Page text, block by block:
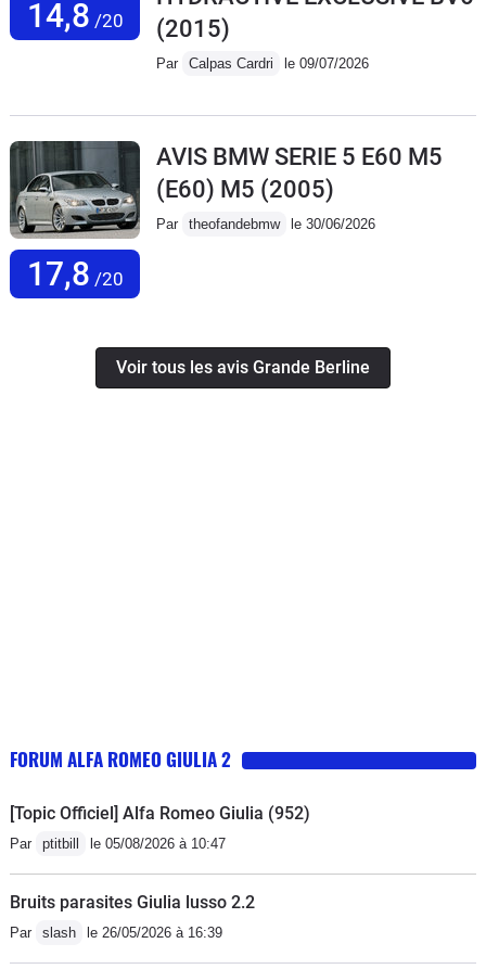
14,8 /20
(2015)
Par Calpas Cardri le 09/07/2026
17,8 /20
AVIS BMW SERIE 5 E60 M5
(E60) M5 (2005)
Par theofandebmw le 30/06/2026
Voir tous les avis Grande Berline
FORUM ALFA ROMEO GIULIA 2
[Topic Officiel] Alfa Romeo Giulia (952)
Par ptitbill le 05/08/2026 à 10:47
Bruits parasites Giulia lusso 2.2
Par slash le 26/05/2026 à 16:39